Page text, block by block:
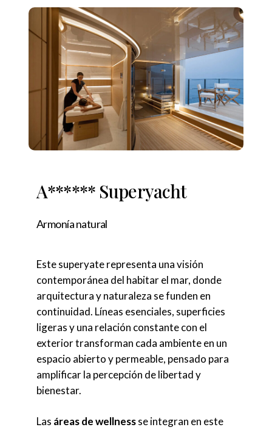
A****** Superyacht
Armonía natural
Este superyate representa una visión
contemporánea del habitar el mar, donde
arquitectura y naturaleza se funden en
continuidad. Líneas esenciales, superficies
ligeras y una relación constante con el
exterior transforman cada ambiente en un
espacio abierto y permeable, pensado para
amplificar la percepción de libertad y
bienestar.
Las áreas de wellnessse integran en este